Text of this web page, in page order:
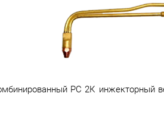
РС 2К инжекторный